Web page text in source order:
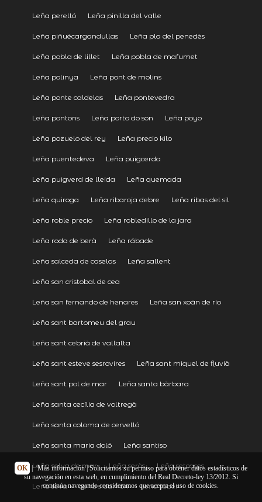
Leña perelló Leña pinilla del valle
Leña piñuécargandullas Leña pla del penedès
Leña pobla de lillet Leña pobla de mafumet
Leña polinya Leña pont de molins
Leña ponte caldelas Leña pontevedra
Leña pontons Leña porto do son Leña poyo
Leña pozuelo del rey Leña precio kilo
Leña puentedeva Leña puigcerda
Leña puigverd de lleida Leña quemada
Leña quiroga Leña ribaroja debre Leña ribas del sil
Leña roble precio Leña robledillo de la jara
Leña roda de berà Leña rábade
Leña salceda de caselas Leña sallent
Leña san cristobal de cea
Leña san fernando de henares Leña san xoán de río
Leña sant bartomeu del grau
Leña sant cebrià de vallalta
Leña sant esteve sesrovires Leña sant miquel de fluvià
Leña sant pol de mar Leña santa bàrbara
Leña santa cecília de voltregà
Leña santa coloma de cervelló
Leña santa maria doló Leña santiso
Leña selva de mar Leña seròs Leña setcases
Leña seva Leña sidamon Leña sober
OK | Más información| Solicitamos su permiso para obtener datos estadísticos de
su navegación en esta web, en cumplimiento del Real Decreto-ley 13/2012. Si
continúa navegando consideramos que acepta el uso de cookies.